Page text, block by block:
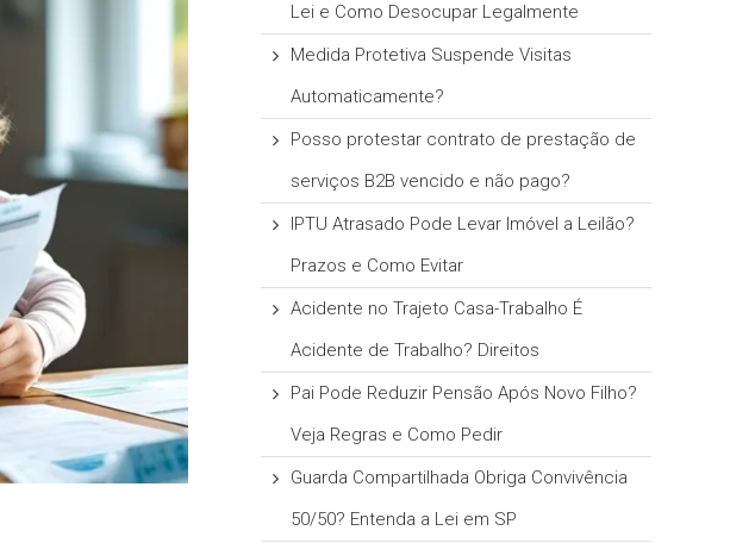
Lei e Como Desocupar Legalmente
Medida Protetiva Suspende Visitas
Automaticamente?
Posso protestar contrato de prestação de
serviços B2B vencido e não pago?
IPTU Atrasado Pode Levar Imóvel a Leilão?
Prazos e Como Evitar
Acidente no Trajeto Casa-Trabalho É
Acidente de Trabalho? Direitos
Pai Pode Reduzir Pensão Após Novo Filho?
Veja Regras e Como Pedir
Guarda Compartilhada Obriga Convivência
50/50? Entenda a Lei em SP